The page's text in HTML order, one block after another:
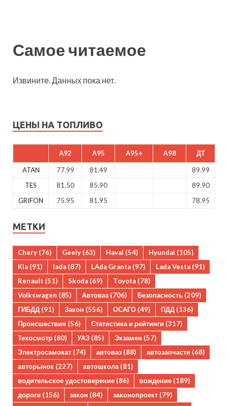
Самое читаемое
Извините. Данных пока нет.
ЦЕНЫ НА ТОПЛИВО
A92 A95 A95+ A98 ДТ
ATAN 77.99 81.49
89.99
TES
81.50 85.90
89.90
GRIFON
75.95 81.95 78.95
МЕТКИ
Chery (76) Geely (63) Haval (54) Hyundai (105)
Kia (91) lada (87) LAda Granta (97) Lada Vesta (91)
Renault (51) Skoda (69) Toyota (78)
Volkswagen (85) Автоваз (706) Безопасность (209)
ГИБДД (91) Закон (556) ОСАГО (49) ПДД (136)
Происшествия (56) Статистика и рейтинги (317)
Техосмотр (80) УАЗ (85) Экзамен (57)
Электросамокат (74) автоваз (88) автозапчасти (68)
авторынок (227) автошкола(81)
водительское удостоверение (86) вождение (189)
дороги (156) закон (84) законопроект (79)